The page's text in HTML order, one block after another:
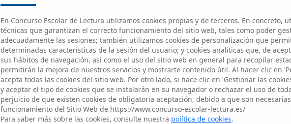
FRANCISCO DE GOYA
Bryanna Craiciu
En Concurso Escolar de Lectura utilizamos cookies propias y de terceros. En concreto,
técnicas que garantizan el correcto funcionamiento del sitio web, tales como poder
adecuadamente las sesiones; también utilizamos cookies de personalización que
determinadas características de la sesión del usuario; y cookies analíticas que, de
sus hábitos de navegación, así como el uso del sitio web en general para recopilar
permitirán la mejora de nuestros servicios y mostrarte contenido útil. Al hacer clic en
acepta todas las cookies del sitio web. Por otro lado, si hace clic en 'Gestionar las
y aceptar el tipo de cookies que se instalarán en su navegador o rechazar el uso de
perjuicio de que existen cookies de obligatoria aceptación, debido a que son
funcionamiento del Sitio Web de https://www.concurso-escolar-lectura.es/
Para saber más sobre las cookies, consulte nuestra política de cookies.